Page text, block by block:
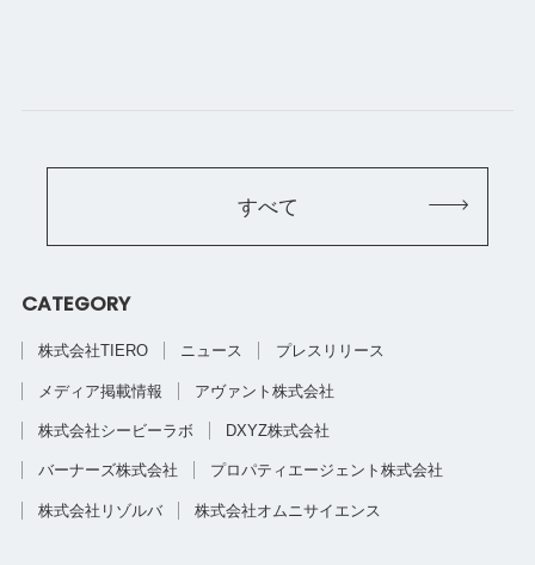
すべて
CATEGORY
株式会社TIERO ニュース プレスリリース
メディア掲載情報 アヴァント株式会社
株式会社シービーラボ DXYZ株式会社
バーナーズ株式会社 プロパティエージェント株式会社
株式会社リゾルバ 株式会社オムニサイエンス